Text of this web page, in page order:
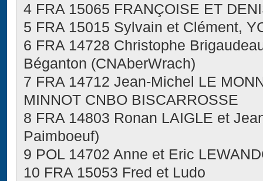
4 FRA 15065 FRANÇOISE ET
5 FRA 15015 Sylvain et Clément,
6 FRA 14728 Christophe
Béganton (CNAberWrach)
7 FRA 14712 Jean-Michel LE
MINNOT CNBO BISCARROSSE
8 FRA 14803 Ronan LAIGLE et
Paimboeuf)
9 POL 14702 Anne et Eric
10 FRA 15053 Fred et Ludo